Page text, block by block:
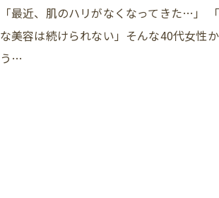
「最近、肌のハリがなくなってきた…」
な美容は続けられない」そんな40代女性
う…